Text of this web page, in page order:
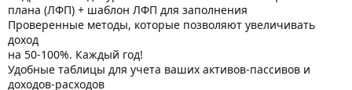
плана (ЛФП) + шаблон ЛФП для заполнения
Проверенные методы, которые позволяют увеличивать
доход
на 50-100%. Каждый год!
Удобные таблицы для учета ваших активов-пассивов и
доходов-расходов